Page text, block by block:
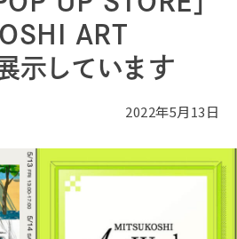
ART
示しています
2022年5月13日